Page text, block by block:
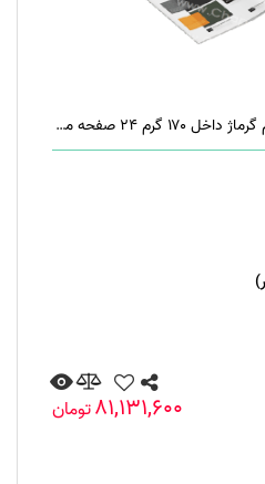
مجله گلاسه گرماژ جلد ۱۷۰ گرم گرماژ داخل ۱۷۰ گرم ۲۴ صفحه منگنه تخت
81,131,600تومان